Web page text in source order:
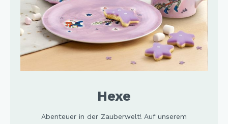
Hexe
Abenteuer in der Zauberwelt! Auf unserem